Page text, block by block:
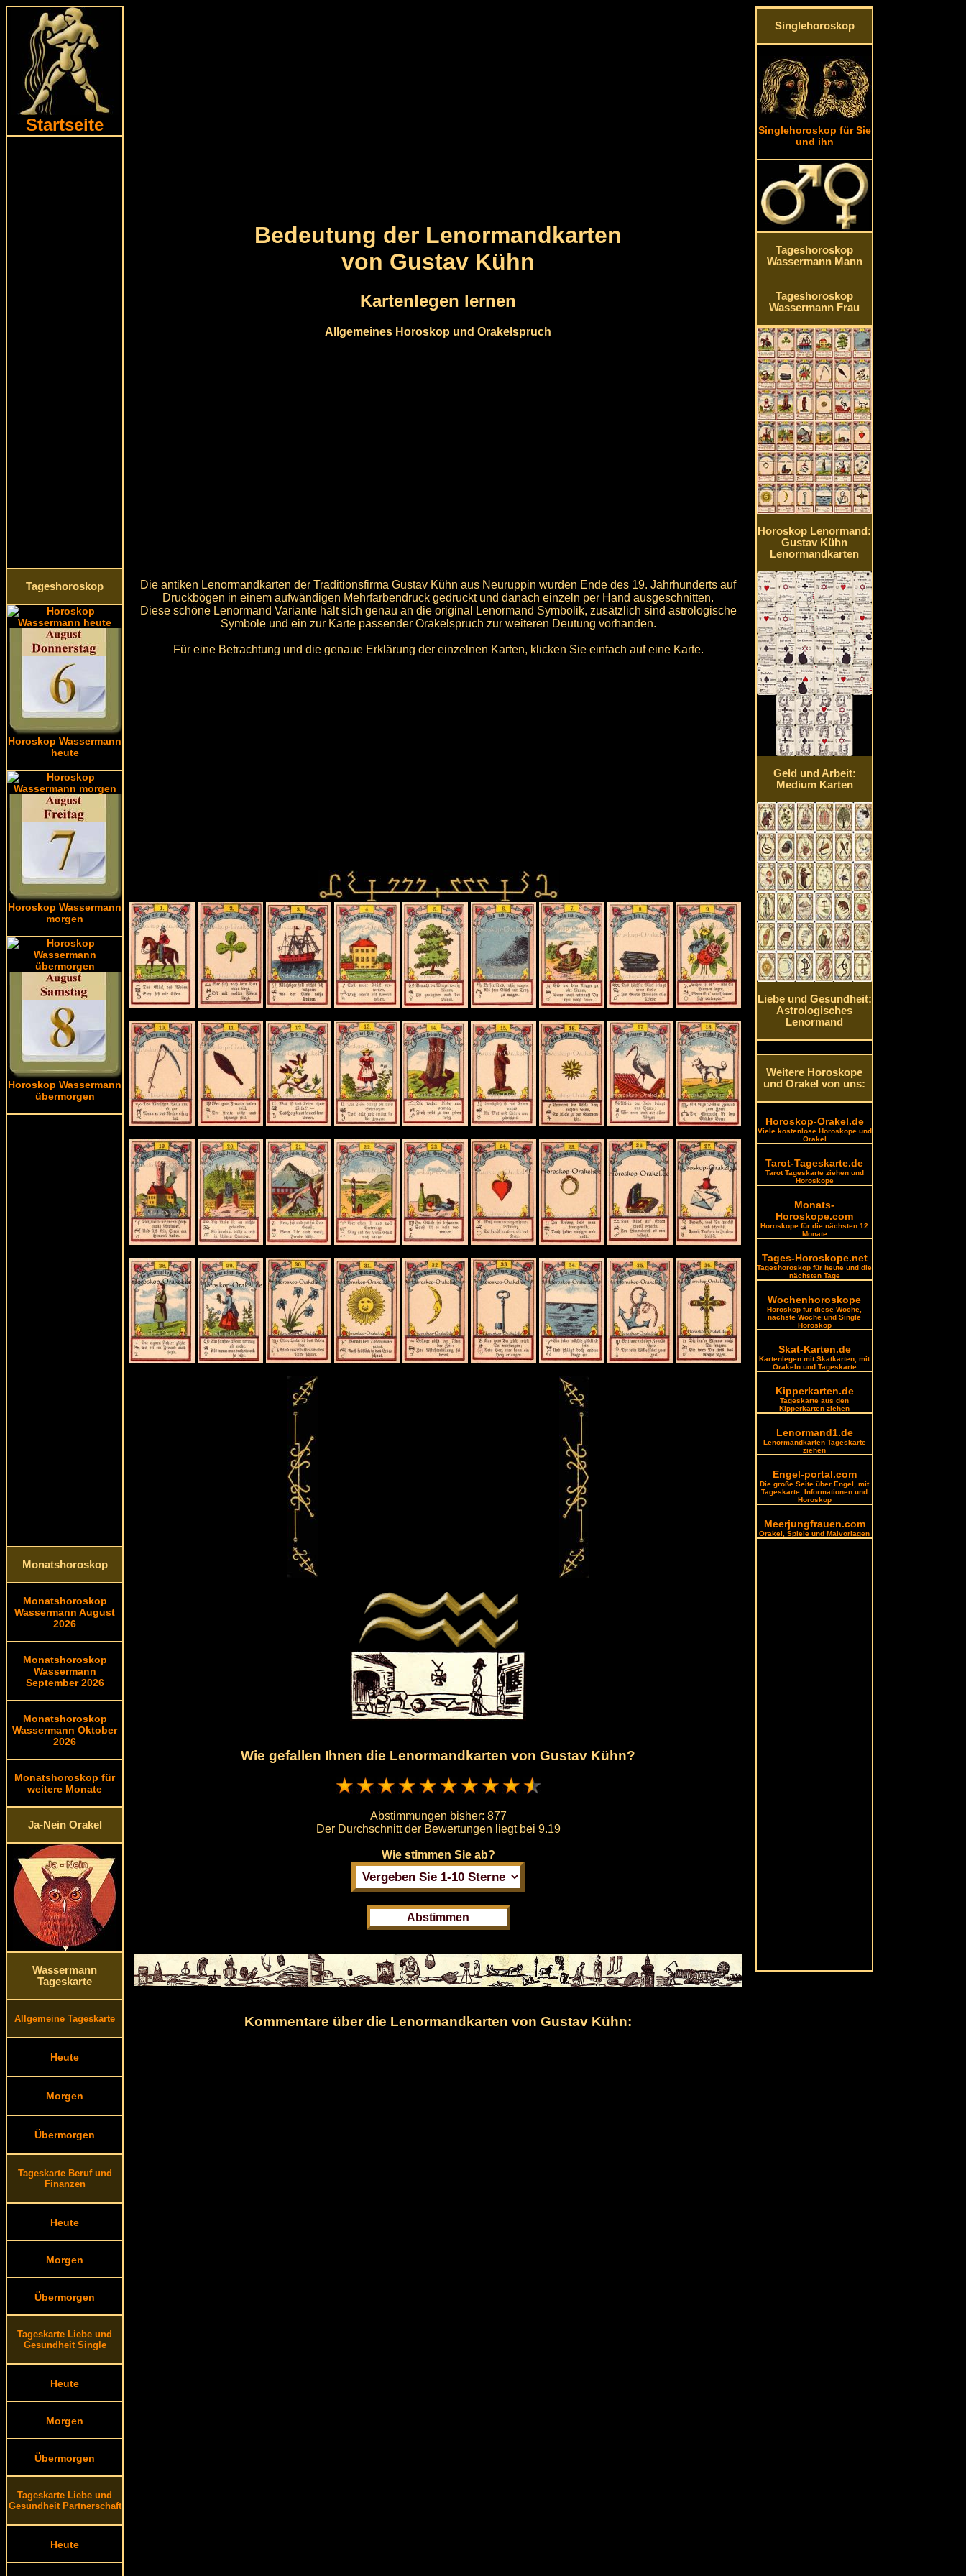
Startseite
Tageshoroskop
Horoskop Wassermann
heute
Horoskop Wassermann
morgen
Horoskop Wassermann
übermorgen
Monatshoroskop
Monatshoroskop
Wassermann August
2026
Monatshoroskop
Wassermann
September 2026
Monatshoroskop
Wassermann Oktober
2026
Monatshoroskop für
weitere Monate
Ja-Nein Orakel
Wassermann
Tageskarte
Allgemeine Tageskarte
Heute
Morgen
Übermorgen
Tageskarte Beruf und
Finanzen
Heute
Morgen
Übermorgen
Tageskarte Liebe und
Gesundheit Single
Heute
Morgen
Übermorgen
Tageskarte Liebe und
Gesundheit Partnerschaft
Heute
Bedeutung der Lenormandkarten
von Gustav Kühn
Kartenlegen lernen
Allgemeines Horoskop und Orakelspruch
Die antiken Lenormandkarten der Traditionsfirma Gustav Kühn aus Neuruppin wurden Ende des 19. Jahrhunderts auf
Druckbögen in einem aufwändigen Mehrfarbendruck gedruckt und danach einzeln per Hand ausgeschnitten.
Diese schöne Lenormand Variante hält sich genau an die original Lenormand Symbolik, zusätzlich sind astrologische
Symbole und ein zur Karte passender Orakelspruch zur weiteren Deutung vorhanden.
Für eine Betrachtung und die genaue Erklärung der einzelnen Karten, klicken Sie einfach auf eine Karte.
Wie gefallen Ihnen die Lenormandkarten von Gustav Kühn?
Abstimmungen bisher: 877
Der Durchschnitt der Bewertungen liegt bei 9.19
Wie stimmen Sie ab?
Kommentare über die Lenormandkarten von Gustav Kühn:
Singlehoroskop
Singlehoroskop für Sie
und ihn
Tageshoroskop
Wassermann Mann
Tageshoroskop
Wassermann Frau
Horoskop Lenormand:
Gustav Kühn
Lenormandkarten
Geld und Arbeit:
Medium Karten
Liebe und Gesundheit:
Astrologisches
Lenormand
Weitere Horoskope
und Orakel von uns:
Horoskop-Orakel.de
Viele kostenlose Horoskope und
Orakel
Tarot-Tageskarte.de
Tarot Tageskarte ziehen und
Horoskope
Monats-
Horoskope.com
Horoskope für die nächsten 12
Monate
Tages-Horoskope.net
Tageshoroskop für heute und die
nächsten Tage
Wochenhoroskope
Horoskop für diese Woche,
nächste Woche und Single
Horoskop
Skat-Karten.de
Kartenlegen mit Skatkarten, mit
Orakeln und Tageskarte
Kipperkarten.de
Tageskarte aus den
Kipperkarten ziehen
Lenormand1.de
Lenormandkarten Tageskarte
ziehen
Engel-portal.com
Die große Seite über Engel, mit
Tageskarte, Informationen und
Horoskop
Meerjungfrauen.com
Orakel, Spiele und Malvorlagen